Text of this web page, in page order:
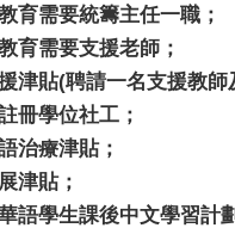
育需要統籌主任一職；
育需要支援老師；
津貼(聘請一名支援教師
冊學位社工；
治療津貼；
津貼；
語學生課後中文學習計